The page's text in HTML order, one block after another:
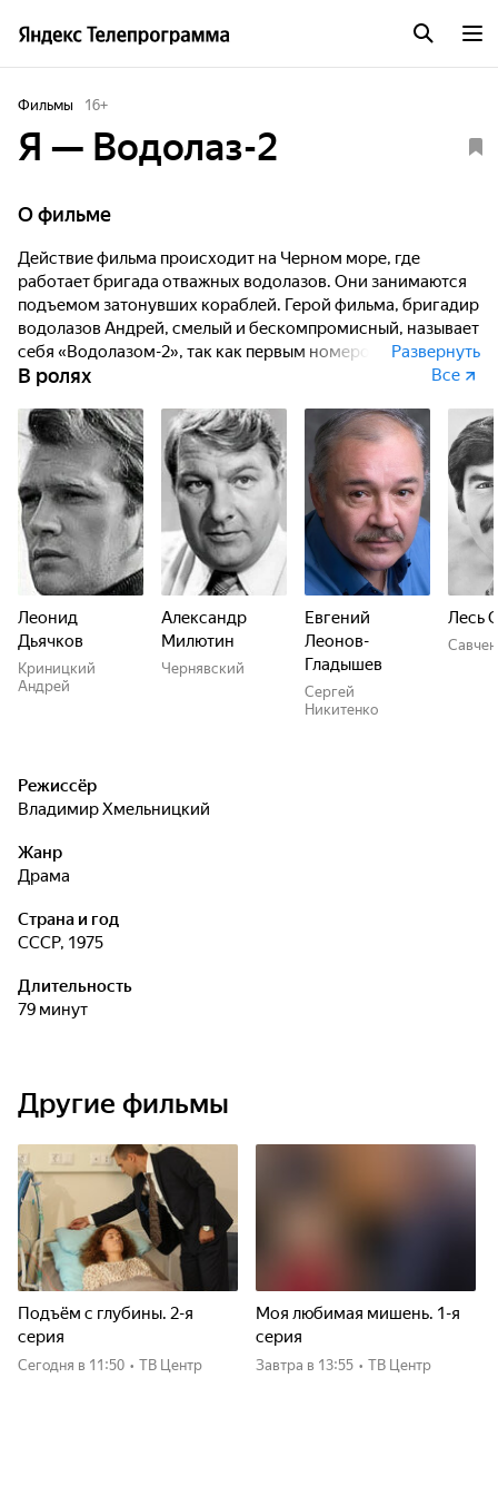
Фильмы 16+
Я — Водолаз-2
О фильме
Действие фильма происходит на Черном море, где
работает бригада отважных водолазов. Они занимаются
подъемом затонувших кораблей. Герой фильма, бригадир
водолазов Андрей, смелый и бескомпромисный, называет
себя «Водолазом-2», так как первым номером остается
Нептун. Фильм повествует об опасном и
на помощь людям в море и на суше...
Развернуть
В ролях Все
Леонид
Дьячков
Криницкий
Андрей
Александр
Милютин
Чернявский
Евгений
Леонов-
Гладышев
Сергей
Никитенко
Лесь
Режиссёр
Владимир Хмельницкий
Жанр
драма
Страна и год
СССР, 1975
Длительность
79 минут
Другие фильмы
Подъём с глубины. 2-я
серия
Сегодня в 11:50 • ТВ Центр
Моя любимая мишень. 1-я
серия
Завтра в 13:55 • ТВ Центр